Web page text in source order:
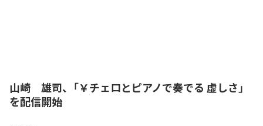
山崎 雄司、「￥チェロとピアノで奏でる 虚しさ」
を配信開始